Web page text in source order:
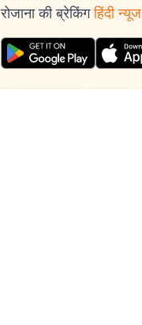
रोजाना की ब्रेकिंग हिंदी न्यूज